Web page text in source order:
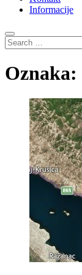
Informacije
Search
…
Oznaka: